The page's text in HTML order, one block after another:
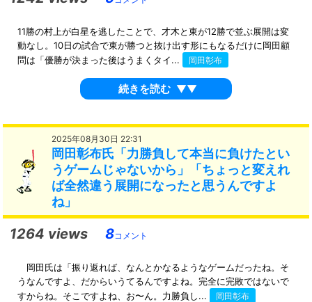
11勝の村上が白星を逃したことで、才木と東が12勝で並ぶ展開は変
動なし。10日の試合で東が勝つと抜け出す形にもなるだけに岡田顧
問は「優勝が決まった後はうまくタイ...
岡田彰布
続きを読む ▼▼
2025年08月30日 22:31
岡田彰布氏「力勝負して本当に負けたとい
うゲームじゃないから」「ちょっと変えれ
ば全然違う展開になったと思うんですよ
ね」
1264 views 8コメント
岡田氏は「振り返れば、なんとかなるようなゲームだったね。そ
うなんですよ、だからいうてるんですよね。完全に完敗ではないで
すからね。そこですよね、お〜ん。力勝負し...
岡田彰布